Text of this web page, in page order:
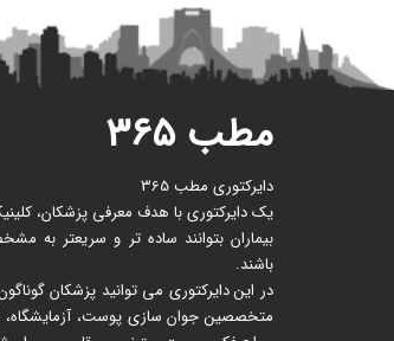
مطب ۳۶۵
دایرکتوری مطب 365
یک دایرکتوری با هدف معرفی پزشکان،
بیماران بتوانند ساده تر و سریعتر
باشند.
در این دایرکتوری می توانید پزشکان
متخصصین جوان سازی پوست، آزمایشگاه،